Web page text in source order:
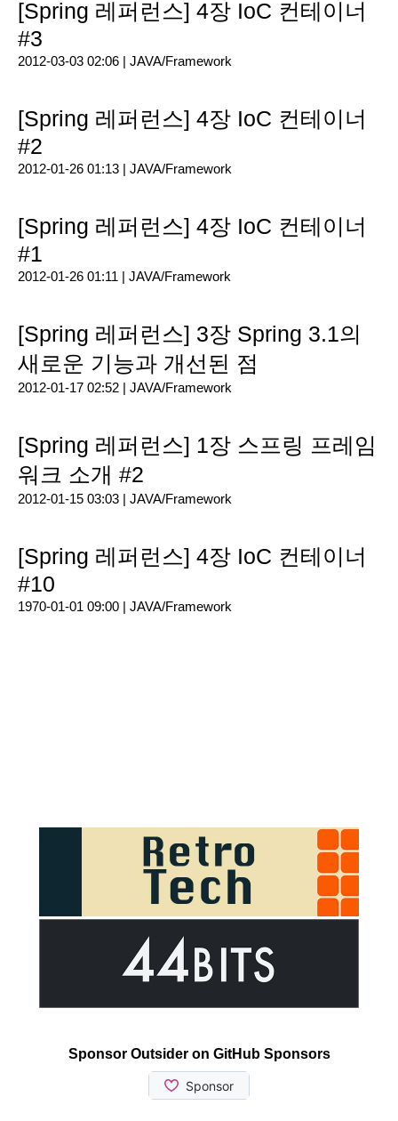
[Spring 레퍼런스] 4장 IoC 컨테이너
#3
2012-03-03 02:06 | JAVA/Framework
[Spring 레퍼런스] 4장 IoC 컨테이너
#2
2012-01-26 01:13 | JAVA/Framework
[Spring 레퍼런스] 4장 IoC 컨테이너
#1
2012-01-26 01:11 | JAVA/Framework
[Spring 레퍼런스] 3장 Spring 3.1의
새로운 기능과 개선된 점
2012-01-17 02:52 | JAVA/Framework
[Spring 레퍼런스] 1장 스프링 프레임
워크 소개 #2
2012-01-15 03:03 | JAVA/Framework
[Spring 레퍼런스] 4장 IoC 컨테이너
#10
1970-01-01 09:00 | JAVA/Framework
Sponsor Outsider on GitHub Sponsors